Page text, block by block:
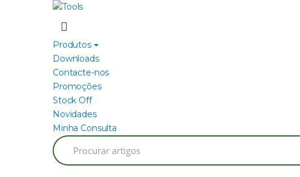
Produtos
Downloads
Contacte-nos
Promoções
Stock Off
Novidades
Minha Consulta
Search
for: